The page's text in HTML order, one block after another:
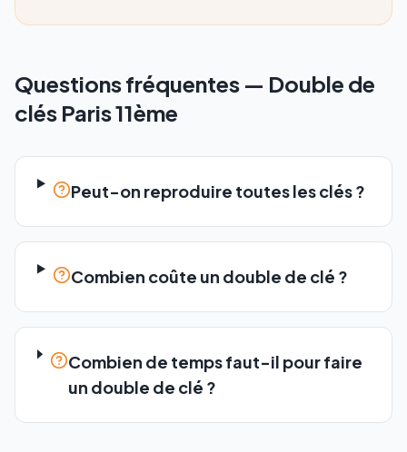
Questions fréquentes — Double de
clés Paris 11ème
Peut-on reproduire toutes les clés ?
Combien coûte un double de clé ?
Combien de temps faut-il pour faire
un double de clé ?